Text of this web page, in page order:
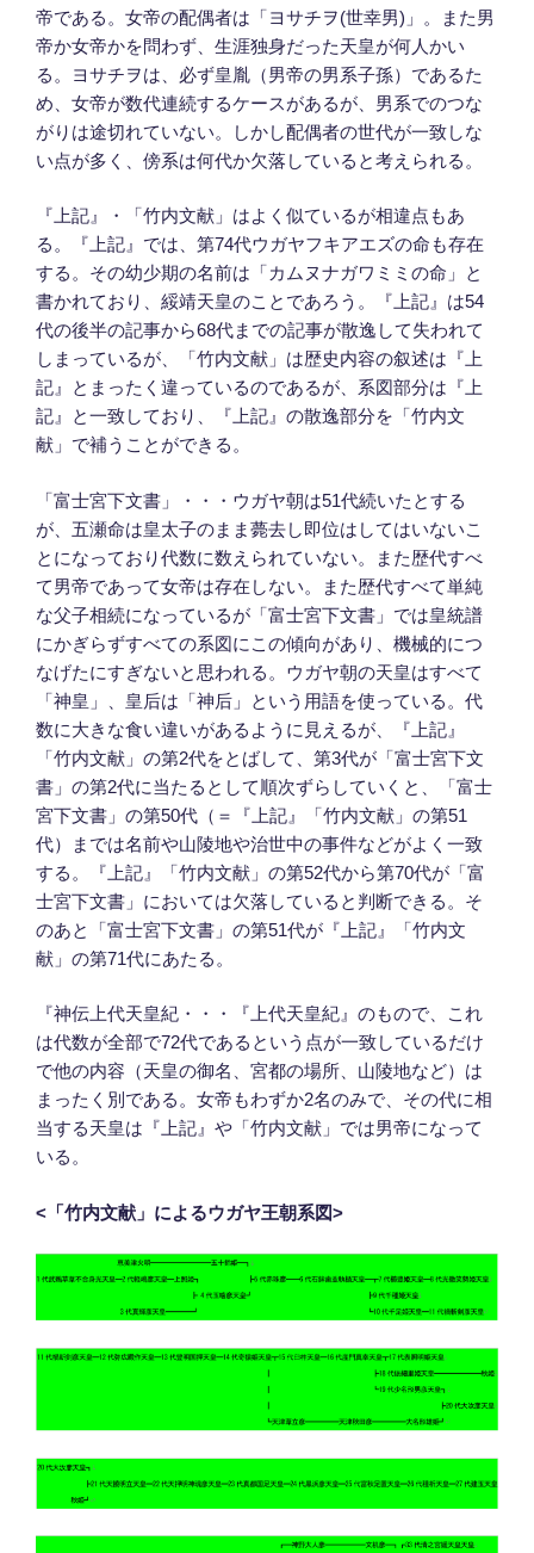
帝である。女帝の配偶者は「ヨサチヲ(世幸男)」。また男
帝か女帝かを問わず、生涯独身だった天皇が何人かい
る。ヨサチヲは、必ず皇胤（男帝の男系子孫）であるた
め、女帝が数代連続するケースがあるが、男系でのつな
がりは途切れていない。しかし配偶者の世代が一致しな
い点が多く、傍系は何代か欠落していると考えられる。
『上記』・「竹内文献」はよく似ているが相違点もあ
る。『上記』では、第74代ウガヤフキアエズの命も存在
する。その幼少期の名前は「カムヌナガワミミの命」と
書かれており、綏靖天皇のことであろう。『上記』は54
代の後半の記事から68代までの記事が散逸して失われて
しまっているが、「竹内文献」は歴史内容の叙述は『上
記』とまったく違っているのであるが、系図部分は『上
記』と一致しており、『上記』の散逸部分を「竹内文
献」で補うことができる。
「富士宮下文書」・・・ウガヤ朝は51代続いたとする
が、五瀬命は皇太子のまま薨去し即位はしてはいないこ
とになっており代数に数えられていない。また歴代すべ
て男帝であって女帝は存在しない。また歴代すべて単純
な父子相続になっているが「富士宮下文書」では皇統譜
にかぎらずすべての系図にこの傾向があり、機械的につ
なげたにすぎないと思われる。ウガヤ朝の天皇はすべて
「神皇」、皇后は「神后」という用語を使っている。代
数に大きな食い違いがあるように見えるが、『上記』
「竹内文献」の第2代をとばして、第3代が「富士宮下文
書」の第2代に当たるとして順次ずらしていくと、「富士
宮下文書」の第50代（＝『上記』「竹内文献」の第51
代）までは名前や山陵地や治世中の事件などがよく一致
する。『上記』「竹内文献」の第52代から第70代が「富
士宮下文書」においては欠落していると判断できる。そ
のあと「富士宮下文書」の第51代が『上記』「竹内文
献」の第71代にあたる。
『神伝上代天皇紀・・・『上代天皇紀』のもので、これ
は代数が全部で72代であるという点が一致しているだけ
で他の内容（天皇の御名、宮都の場所、山陵地など）は
まったく別である。女帝もわずか2名のみで、その代に相
当する天皇は『上記』や「竹内文献」では男帝になって
いる。
< 「竹内文献」によるウガヤ王朝系図>